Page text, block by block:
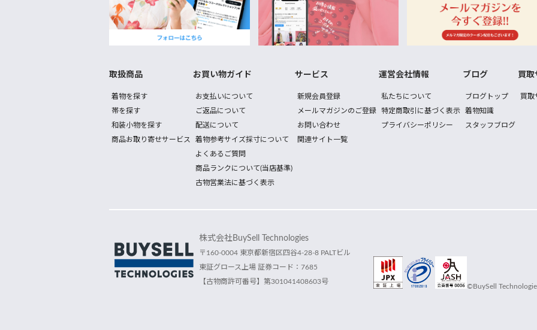
取扱商品
着物を探す
帯を探す
和装小物を探す
商品お取り寄せサービス
お買い物ガイド
お支払いについて
ご返品について
配送について
着物参考サイズ採寸について
よくあるご質問
商品ランクについて(当店基準)
古物営業法に基づく表示
サービス
新規会員登録
メールマガジンのご登録
お問い合わせ
関連サイト一覧
運営会社情報
私たちについて
特定商取引に基づく表示
プライバシーポリシー
ブログ
ブログトップ
着物知識
スタッフブログ
買取
買取
株式会社BuySell Technologies
〒160-0004 東京都新宿区四谷4-28-8 PALTビル
東証グロース上場 証券コード：7685
【古物商許可番号】第301041408603号
©BuySell